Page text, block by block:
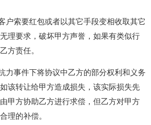
户索要红包或者以其它手段变相收取其它
理要求，破坏甲方声誉，如果有类似行
方责任。
力事件下将协议中乙方的部分权利和义务
该转让给甲方造成损失，该实际损失先
甲方协助乙方进行求偿，但乙方对甲方
理的补偿。